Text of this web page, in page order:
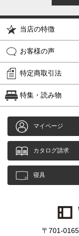
当店の特徴
お客様の声
特定商取引法
特集・読み物
マイページ
カタログ請求
寝具
〒701-